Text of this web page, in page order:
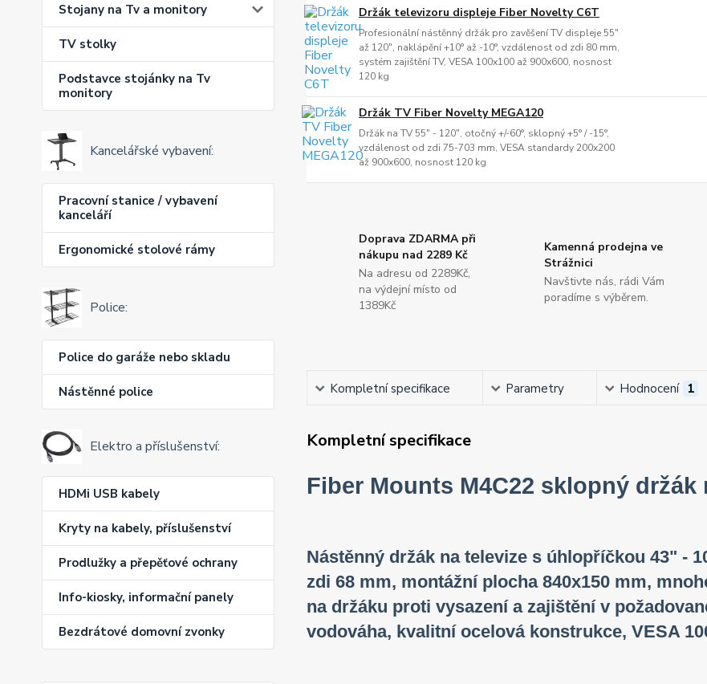
Stojany na Tv a monitory
TV stolky
Podstavce stojánky na Tv
monitory
Kancelářské vybavení:
Pracovní stanice / vybavení
kanceláří
Ergonomické stolové rámy
Police:
Police do garáže nebo skladu
Nástěnné police
Elektro a příslušenství:
HDMi USB kabely
Kryty na kabely, příslušenství
Prodlužky a přepěťové ochrany
Info-kiosky, informační panely
Bezdrátové domovní zvonky
Držák televizoru displeje Fiber Novelty C6T
Profesionální nástěnný držák pro zavěšení TV displeje 55"
až 120", naklápění +10° až -10°, vzdálenost od zdi 80 mm,
systém zajištění TV, VESA 100x100 až 900x600, nosnost
120 kg
Držák TV Fiber Novelty MEGA120
Držák na TV 55" - 120", otočný +/-60°, sklopný +5° / -15°,
vzdálenost od zdi 75-703 mm, VESA standardy 200x200
až 900x600, nosnost 120 kg
Doprava ZDARMA při
nákupu nad 2289 Kč
Na adresu od 2289Kč,
na výdejní místo od
1389Kč
Kamenná prodejna ve
Strážnici
Navštivte nás, rádi Vám
poradíme s výběrem.
Kompletní specifikace Parametry Hodnocení 1
Kompletní specifikace
Fiber Mounts M4C22 sklopný držák
Nástěnný držák na televize s úhlopříčkou 43" -
zdi 68 mm, montážní plocha 840x150 mm,
na držáku proti vysazení a zajištění v
vodováha, kvalitní ocelová konstrukce, VESA